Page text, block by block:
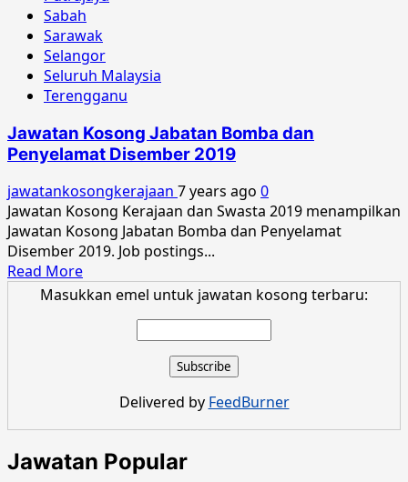
Sabah
Sarawak
Selangor
Seluruh Malaysia
Terengganu
Jawatan Kosong Jabatan Bomba dan
Penyelamat Disember 2019
jawatankosongkerajaan 7 years ago 0
Jawatan Kosong Kerajaan dan Swasta 2019 menampilkan
Jawatan Kosong Jabatan Bomba dan Penyelamat
Disember 2019. Job postings...
Read MoreRead
more
Penyelamat
Disember
2019
Masukkan emel untuk jawatan kosong terbaru:
Delivered by FeedBurner
Jawatan Popular